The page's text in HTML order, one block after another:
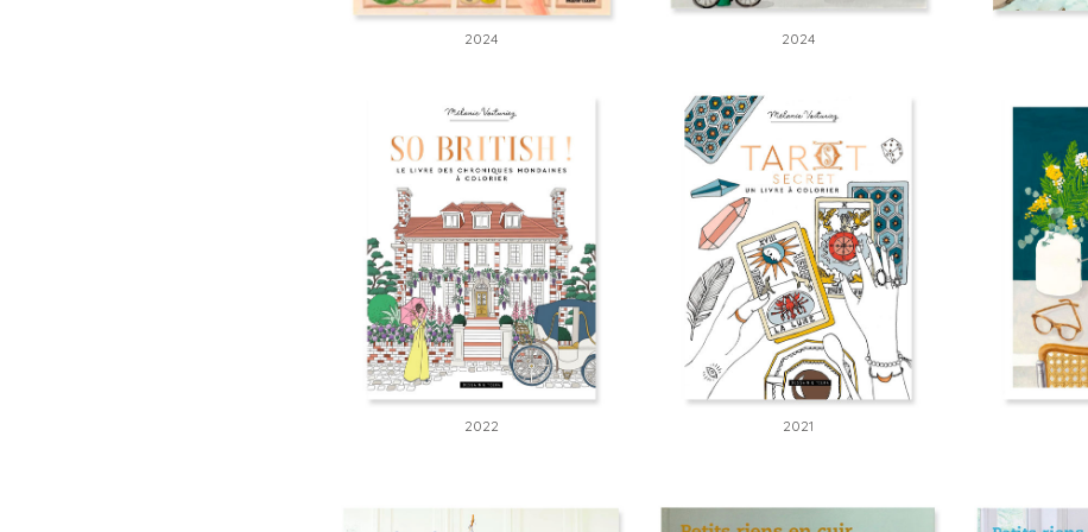
2024 2024
2022 2021